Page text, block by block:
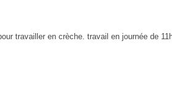
travailler en crèche. travail en journée de